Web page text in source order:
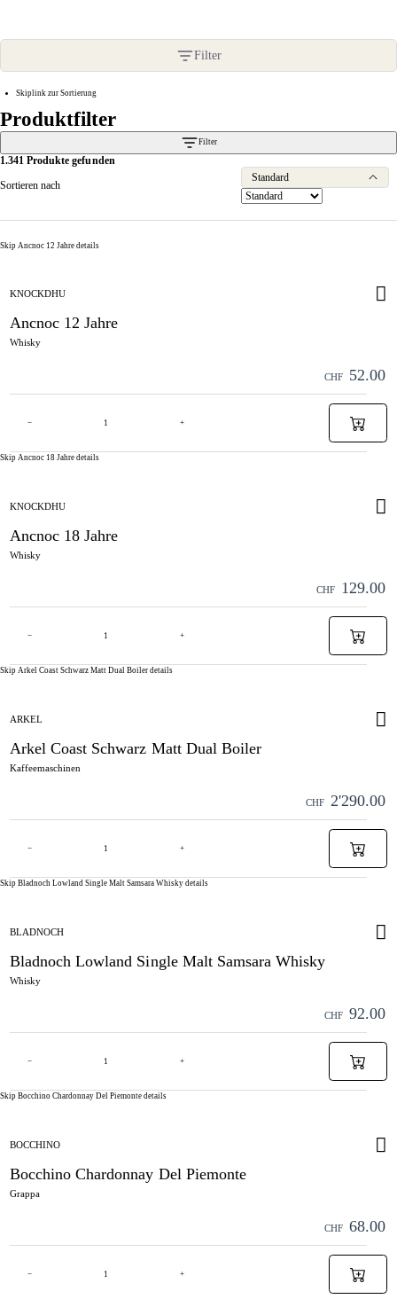
Filter
Skiplink zur Sortierung
Produktfilter
Filter
1.341 Produkte gefunden
Sortieren nach
Standard
Skip Ancnoc 12 Jahre details
KNOCKDHU
Ancnoc 12 Jahre
Whisky
CHF 52.00
− +
Skip Ancnoc 18 Jahre details
KNOCKDHU
Ancnoc 18 Jahre
Whisky
CHF 129.00
− +
Skip Arkel Coast Schwarz Matt Dual Boiler details
ARKEL
Arkel Coast Schwarz Matt Dual Boiler
Kaffeemaschinen
CHF 2'290.00
− +
Skip Bladnoch Lowland Single Malt Samsara Whisky details
BLADNOCH
Bladnoch Lowland Single Malt Samsara Whisky
Whisky
CHF 92.00
− +
Skip Bocchino Chardonnay Del Piemonte details
BOCCHINO
Bocchino Chardonnay Del Piemonte
Grappa
CHF 68.00
− +